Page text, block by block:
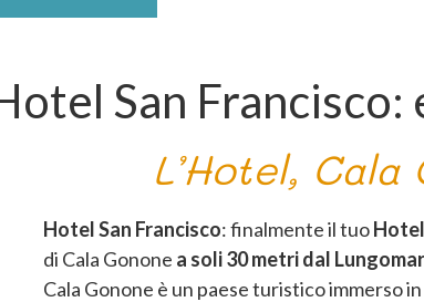
San
L’Hotel,
Hotel San Francisco: finalmente il tuo
di Cala Gonone a soli 30 metri dal
Cala Gonone è un paese turistico immerso